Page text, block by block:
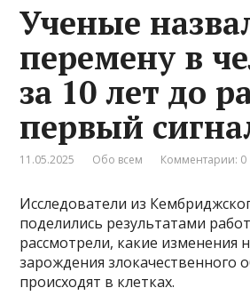
Ученые
перемену в
за 10 лет до
первый
11.05.2025 Обо всем Комментарии: 0
Исследователи из
поделились результатами
рассмотрели, какие изменения
зарождения злокачественного
происходят в клетках.